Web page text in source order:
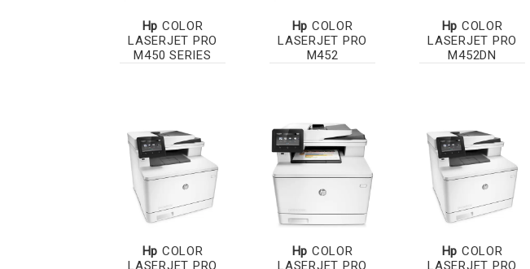
Hp COLOR
LASERJET PRO
M450 SERIES
Hp COLOR
LASERJET PRO
M452
Hp COLOR
LASERJET PRO
M452DN
Hp COLOR
LASERJET PRO
Hp COLOR
LASERJET PRO
Hp COLOR
LASERJET PRO